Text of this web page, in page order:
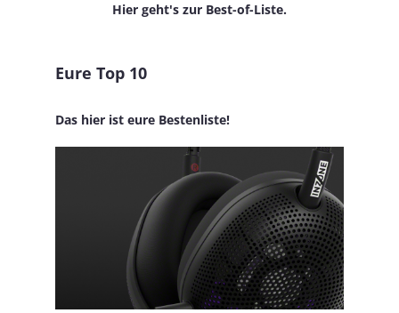
Hier geht's zur Best-of-Liste.
Eure Top 10
Das hier ist eure Bestenliste!